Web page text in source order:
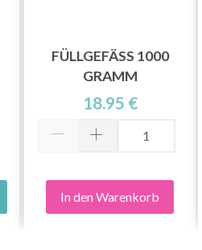
FÜLLGEFÄSS 1000
GRAMM
18.95 €
In den Warenkorb